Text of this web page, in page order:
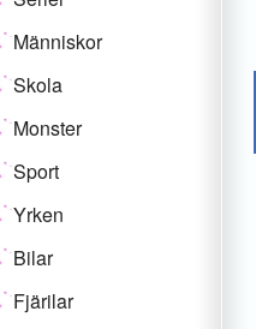
Människor
Skola
Monster
Sport
Yrken
Bilar
Fjärilar